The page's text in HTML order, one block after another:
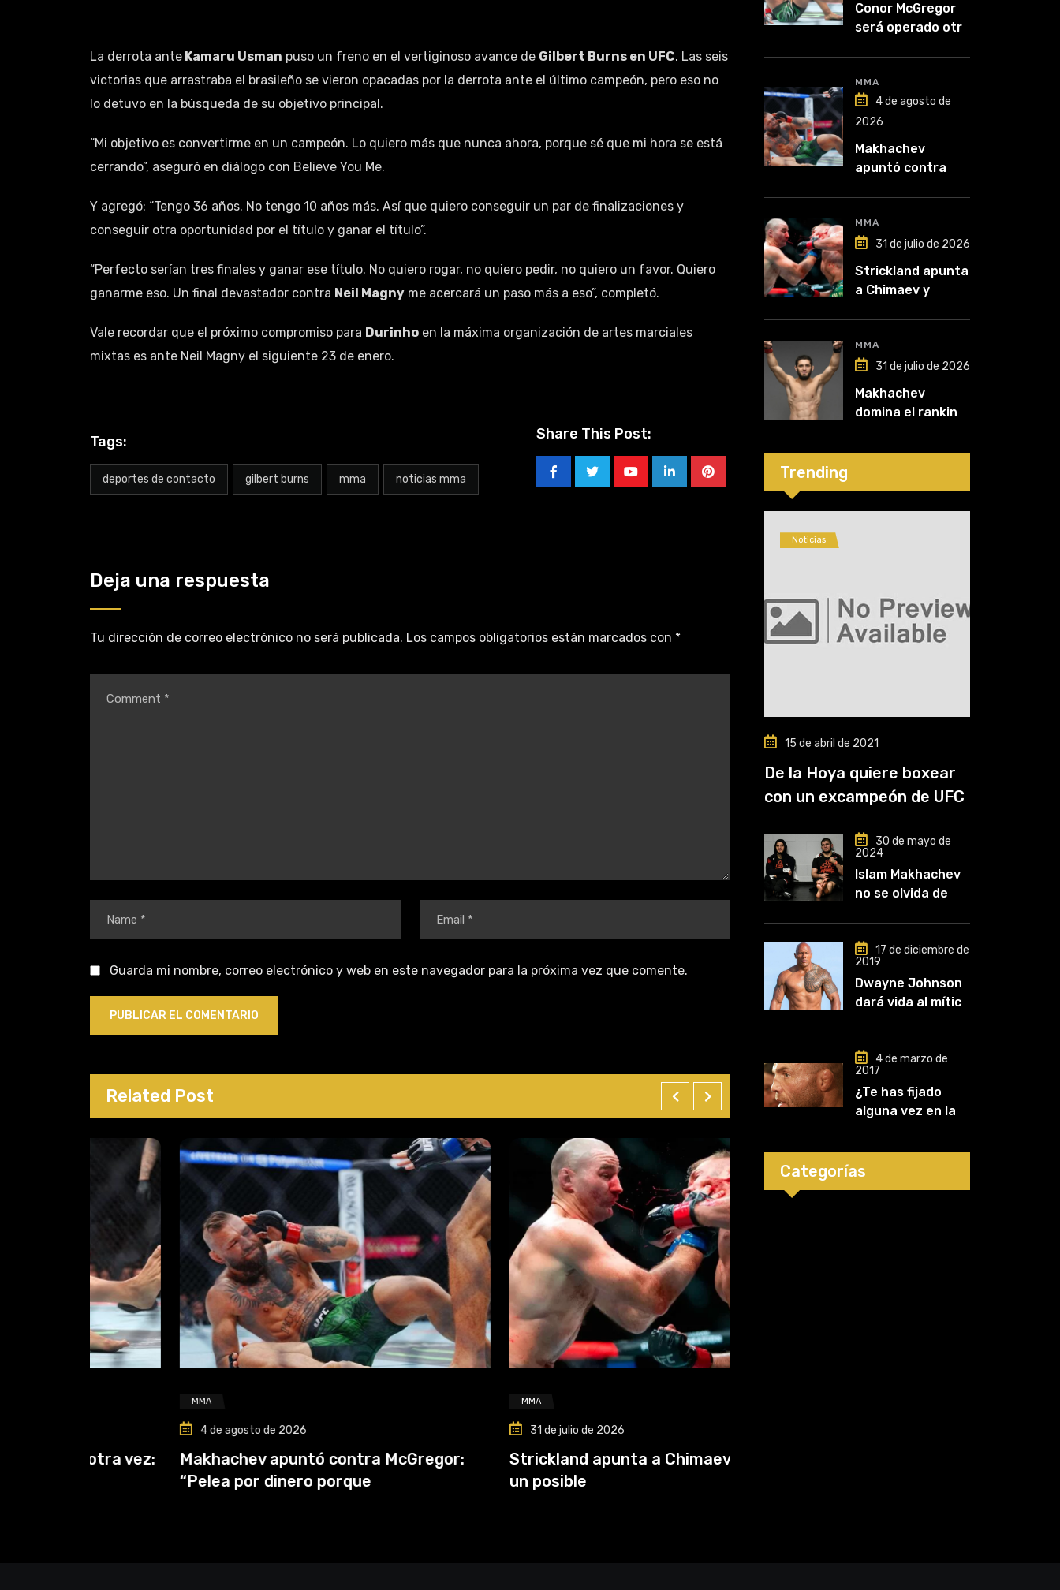
La derrota ante Kamaru Usman puso un freno en el vertiginoso avance de Gilbert Burns en UFC. Las seis
victorias que arrastraba el brasileño se vieron opacadas por la derrota ante el último campeón, pero eso no
lo detuvo en la búsqueda de su objetivo principal.
“Mi objetivo es convertirme en un campeón. Lo quiero más que nunca ahora, porque sé que mi hora se está
cerrando”, aseguró en diálogo con Believe You Me.
Y agregó: “Tengo 36 años. No tengo 10 años más. Así que quiero conseguir un par de finalizaciones y
conseguir otra oportunidad por el título y ganar el título”.
“Perfecto serían tres finales y ganar ese título. No quiero rogar, no quiero pedir, no quiero un favor. Quiero
ganarme eso. Un final devastador contra Neil Magny me acercará un paso más a eso”, completó.
Vale recordar que el próximo compromiso para Durinho en la máxima organización de artes marciales
mixtas es ante Neil Magny el siguiente 23 de enero.
Tags:
deportes de contacto gilbert burns mma noticias mma
Share This Post:
Deja una respuesta
Tu dirección de correo electrónico no será publicada. Los campos obligatorios están marcados con *
Guarda mi nombre, correo electrónico y web en este navegador para la próxima vez que comente.
Related Post
4 de agosto de 2026
Makhachev apuntó contra McGregor:
“Pelea por dinero porque
31 de julio de 2026
Strickland apunta a Chimaev y anticipa
Conor McGregor
será operado otra
cinco”
MMA
4 de agosto de
2026
Makhachev
apuntó contra
lo perdió todo”
MMA
31 de julio de 2026
Strickland apunta
a Chimaev y
desempate tras
su recuperación
MMA
31 de julio de 2026
Makhachev
domina el ranking
proyecta como
2026
Trending
Noticias
15 de abril de 2021
De la Hoya quiere boxear
con un excampeón de UFC
30 de mayo de
2024
Islam Makhachev
no se olvida de
que comencé a
entrenar, jugó un
papel clave en mi
carrera»
17 de diciembre de
2019
Dwayne Johnson
dará vida al mítico
4 de marzo de
2017
¿Te has fijado
alguna vez en las
luchadores?
Categorías